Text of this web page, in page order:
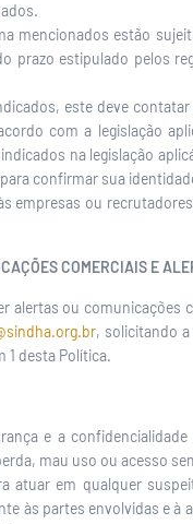
mencionados estão
prazo estipulado pelos
este deve
com a legislação
na legislação
confirmar sua
empresas ou
COMERCIAIS E
alertas ou
, solicitando
1 desta Política.
e a
mau uso ou acesso
atuar em qualquer
às partes envolvidas e